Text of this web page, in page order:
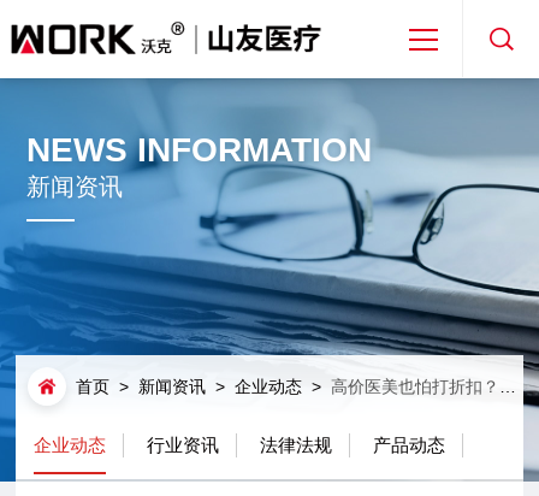
关于山友
产品解决方案
新闻资讯
专利合作
NEWS INFORMATION
新闻资讯
首页 > 新闻资讯 >企业动态 >高价医美也怕打折扣？这个几十块钱的东西帮你全面锁住美丽
企业动态 行业资讯 法律法规 产品动态